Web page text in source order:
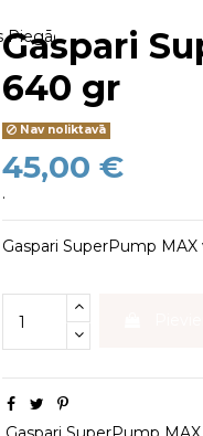
Gaspari
640 gr
Nav noliktavā
45,00 €
.
Gaspari SuperPump